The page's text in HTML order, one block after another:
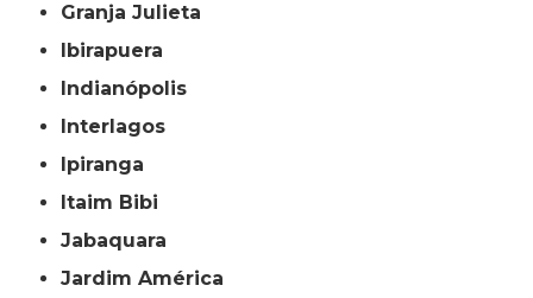
Granja Julieta
Ibirapuera
Indianópolis
Interlagos
Ipiranga
Itaim Bibi
Jabaquara
Jardim América